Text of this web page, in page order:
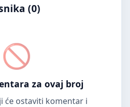
(0)
za ovaj broj
će ostaviti komentar i